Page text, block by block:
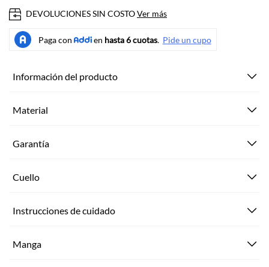
DEVOLUCIONES SIN COSTOVer más
Información del producto
Material
Garantía
Cuello
Instrucciones de cuidado
Manga